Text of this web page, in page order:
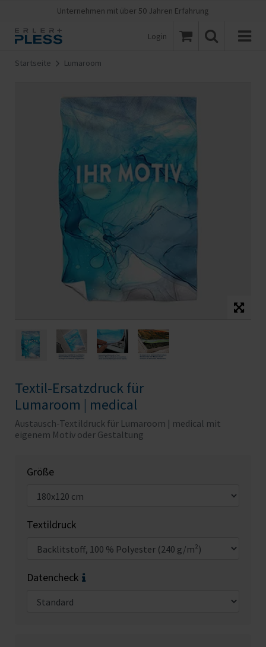
Unternehmen mit über 50 Jahren Erfahrung
Login
Startseite Lumaroom
Textil-Ersatzdruck für
Lumaroom | medical
Austausch-Textildruck für Lumaroom | medical mit
eigenem Motiv oder Gestaltung
Größe
Textildruck
Datencheck